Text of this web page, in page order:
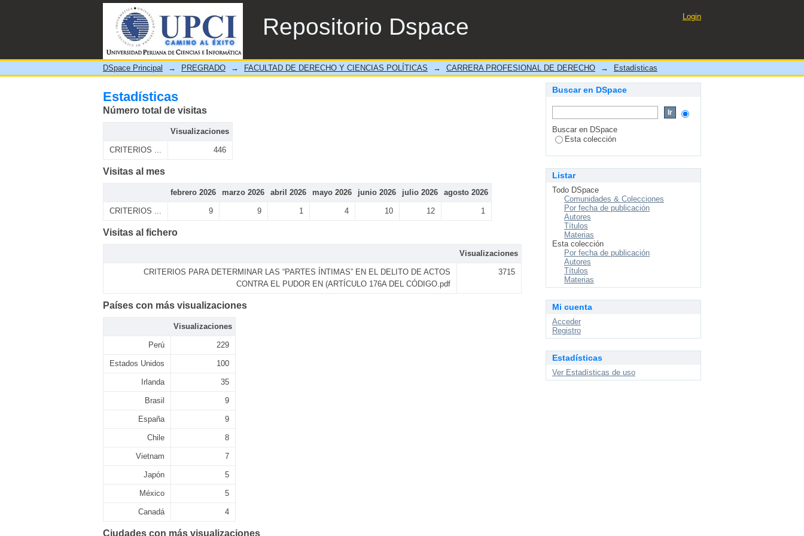
Repositorio Dspace
Estadísticas
Login
DSpace Principal → PREGRADO → FACULTAD DE DERECHO Y CIENCIAS POLÍTICAS → CARRERA PROFESIONAL DE DERECHO → Estadísticas
Estadísticas
Número total de visitas
Visualizaciones
CRITERIOS ... 446
Visitas al mes
febrero 2026 marzo 2026 abril 2026 mayo 2026 junio 2026 julio 2026 agosto 2026
CRITERIOS ... 9 9 1 4 10 12 1
Visitas al fichero
Visualizaciones
CRITERIOS PARA DETERMINAR LAS “PARTES ÍNTIMAS” EN EL DELITO DE ACTOS
CONTRA EL PUDOR EN (ARTÍCULO 176A DEL CÓDIGO.pdf
3715
Países con más visualizaciones
Visualizaciones
Perú 229
Estados Unidos 100
Irlanda 35
Brasil 9
España 9
Chile 8
Vietnam 7
Japón 5
México 5
Canadá 4
Ciudades con más visualizaciones
Buscar en DSpace
Buscar en DSpace
Esta colección
Listar
Todo DSpace
Comunidades & Colecciones
Por fecha de publicación
Autores
Títulos
Materias
Esta colección
Por fecha de publicación
Autores
Títulos
Materias
Mi cuenta
Acceder
Registro
Estadísticas
Ver Estadísticas de uso